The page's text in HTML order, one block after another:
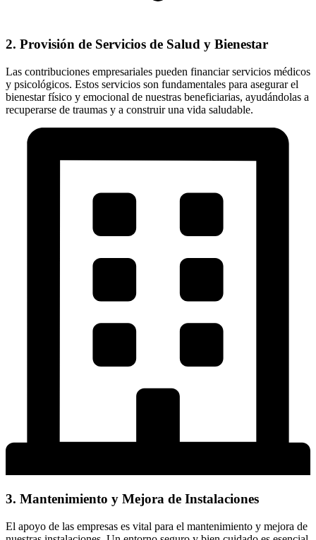
2. Provisión de Servicios de Salud y Bienestar
Las contribuciones empresariales pueden financiar servicios médicos
y psicológicos. Estos servicios son fundamentales para asegurar el
bienestar físico y emocional de nuestras beneficiarias, ayudándolas a
recuperarse de traumas y a construir una vida saludable.
3. Mantenimiento y Mejora de Instalaciones
El apoyo de las empresas es vital para el mantenimiento y mejora de